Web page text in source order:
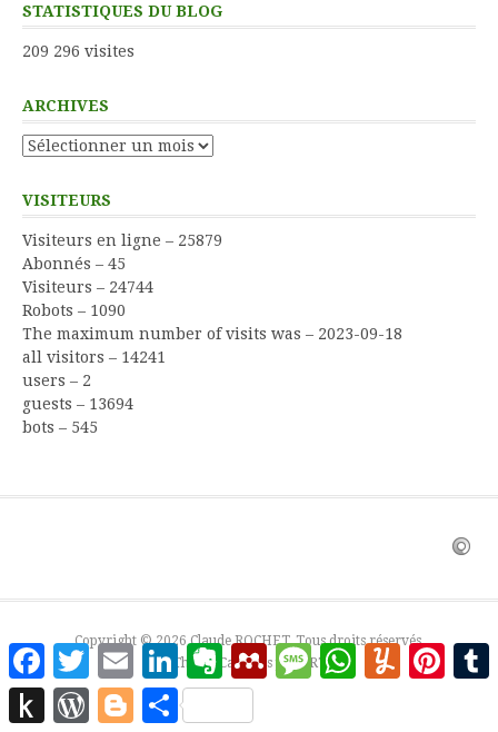
STATISTIQUES DU BLOG
209 296 visites
ARCHIVES
Archives
VISITEURS
Visiteurs en ligne – 25879
Abonnés – 45
Visiteurs – 24744
Robots – 1090
The maximum number of visits was – 2023-09-18
all visitors – 14241
users – 2
guests – 13694
bots – 545
Copyright © 2026 Claude ROCHET. Tous droits réservés.
Thème Cassions parFRT
FacebookTwitterEmail LinkedInEvernoteMendeleyMessageWhatsAppYummly
Push
to
WordPress
BloggerPartager